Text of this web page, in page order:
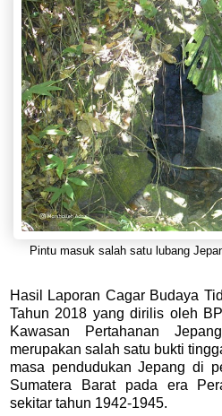
Pintu masuk salah satu lubang
Hasil Laporan Cagar Budaya
Tahun 2018 yang dirilis oleh
Kawasan Pertahanan
merupakan salah satu bukti
masa pendudukan Jepang di
Sumatera Barat pada era
sekitar tahun 1942-1945.